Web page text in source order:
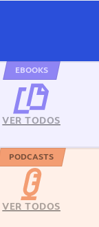
EBOOKS
VER TODOS
PODCASTS
VER TODOS